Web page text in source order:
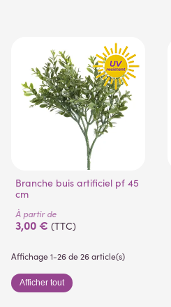
Branche buis artificiel pf 45
cm
À partir de
3,00 € (TTC)
Affichage 1-26 de 26 article(s)
Afficher tout